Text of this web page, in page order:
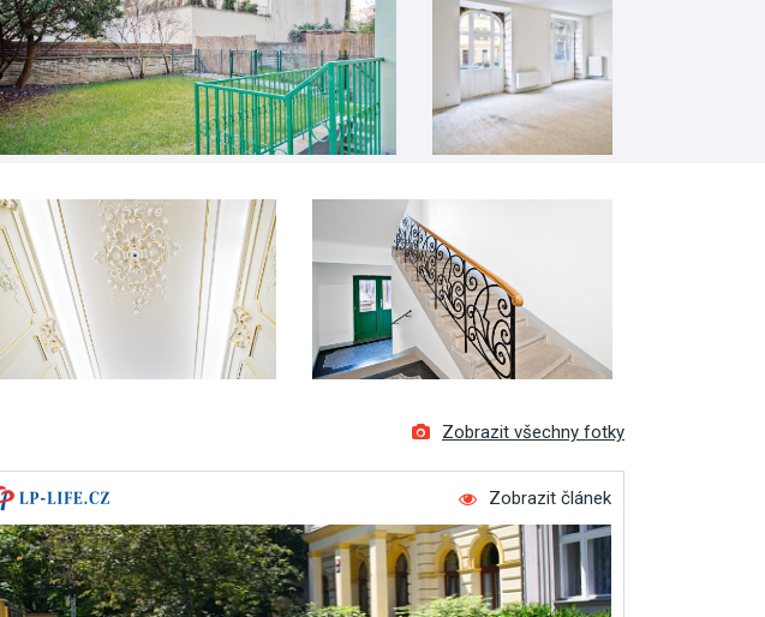
Zobrazit všechny fotky
Zobrazit článek